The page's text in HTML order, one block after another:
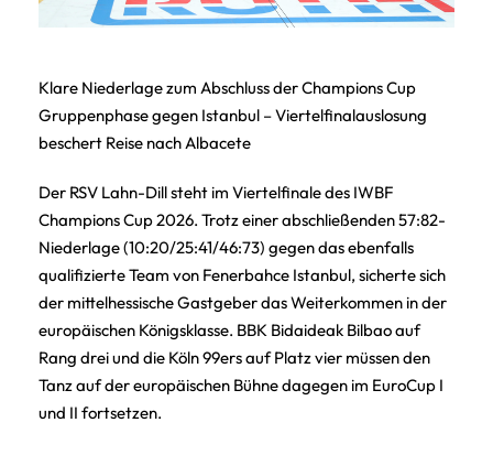
Klare Niederlage zum Abschluss der Champions Cup
Gruppenphase gegen Istanbul – Viertelfinalauslosung
beschert Reise nach Albacete
Der RSV Lahn-Dill steht im Viertelfinale des IWBF
Champions Cup 2026. Trotz einer abschließenden 57:82-
Niederlage (10:20/25:41/46:73) gegen das ebenfalls
qualifizierte Team von Fenerbahce Istanbul, sicherte sich
der mittelhessische Gastgeber das Weiterkommen in der
europäischen Königsklasse. BBK Bidaideak Bilbao auf
Rang drei und die Köln 99ers auf Platz vier müssen den
Tanz auf der europäischen Bühne dagegen im EuroCup I
und II fortsetzen.